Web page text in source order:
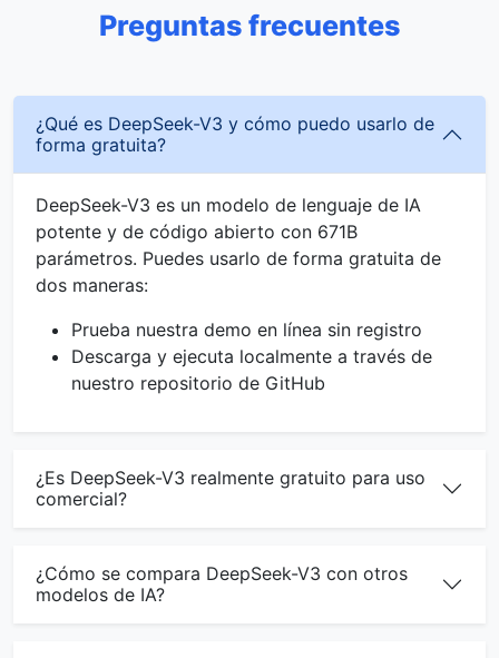
Preguntas frecuentes
¿Qué es DeepSeek-V3 y cómo puedo usarlo de
forma gratuita?
DeepSeek-V3 es un modelo de lenguaje de IA
potente y de código abierto con 671B
parámetros. Puedes usarlo de forma gratuita de
dos maneras:
Prueba nuestra demo en línea sin registro
Descarga y ejecuta localmente a través de
nuestro repositorio de GitHub
¿Es DeepSeek-V3 realmente gratuito para uso
comercial?
¿Cómo se compara DeepSeek-V3 con otros
modelos de IA?